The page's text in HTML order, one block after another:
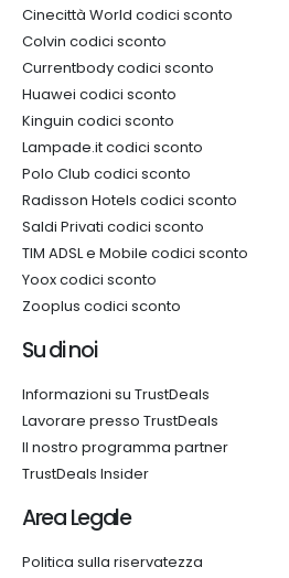
Cinecittà World codici sconto
Colvin codici sconto
Currentbody codici sconto
Huawei codici sconto
Kinguin codici sconto
Lampade.it codici sconto
Polo Club codici sconto
Radisson Hotels codici sconto
Saldi Privati codici sconto
TIM ADSL e Mobile codici sconto
Yoox codici sconto
Zooplus codici sconto
Su di noi
Informazioni su TrustDeals
Lavorare presso TrustDeals
Il nostro programma partner
TrustDeals Insider
Area Legale
Politica sulla riservatezza